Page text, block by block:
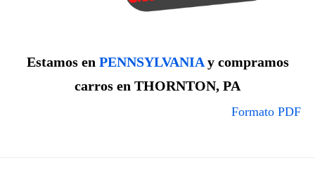
Estamos en PENNSYLVANIAy compramos
carros en THORNTON, PA
Formato PDF